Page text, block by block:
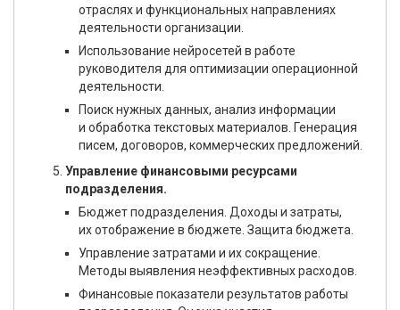
отраслях и функциональных направлениях
деятельности организации.
Использование нейросетей в работе
руководителя для оптимизации операционной
деятельности.
Поиск нужных данных, анализ информации
и обработка текстовых материалов. Генерация
писем, договоров, коммерческих предложений.
Управление финансовыми ресурсами
подразделения.
Бюджет подразделения. Доходы и затраты,
их отображение в бюджете. Защита бюджета.
Управление затратами и их сокращение.
Методы выявления неэффективных расходов.
Финансовые показатели результатов работы